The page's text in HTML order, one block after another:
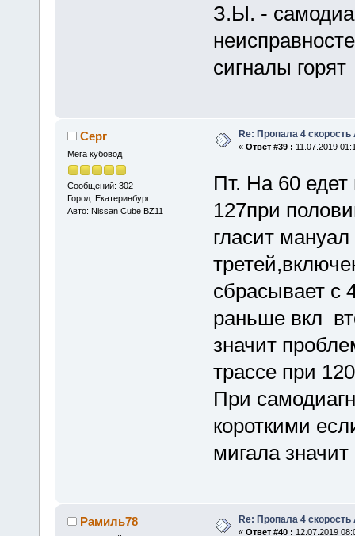
З.Ы. -
сигналы горят
Серг
Мега кубовод
Сообщений: 302
Город: Екатеринбург
Авто: Nissan Cube BZ11
Re: Пропала 4
« Ответ #39 : 11.07.2019
Пт. На 60 едет
127при
гласит
сбрасывает с
раньше вкл
значит
трассе при
При
короткими
мигала
Рамиль78 Re: Пропала 4
« Ответ #40 : 12.07.2019